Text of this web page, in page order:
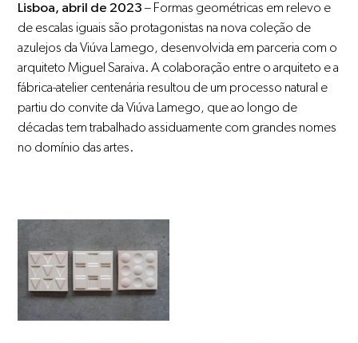
Lisboa, abril de 2023 – Formas geométricas em relevo e
de escalas iguais são protagonistas na nova coleção de
azulejos da Viúva Lamego, desenvolvida em parceria com o
arquiteto Miguel Saraiva. A colaboração entre o arquiteto e a
fábrica-atelier centenária resultou de um processo natural e
partiu do convite da Viúva Lamego, que ao longo de
décadas tem trabalhado assiduamente com grandes nomes
no domínio das artes.